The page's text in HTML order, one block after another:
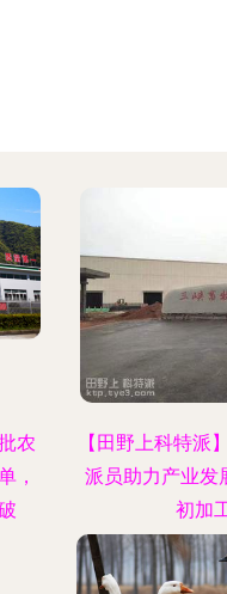
农
，
【田野上科特派
派员助力产业
初加